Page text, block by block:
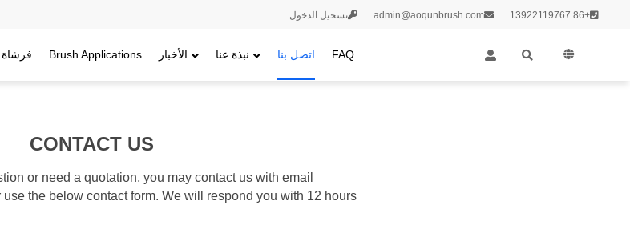
+86 13922119767
admin@aoqunbrush.com تسجيل الدخول
Brush Applications الأخبار نبذة عنا اتصل بنا FAQ
CONTACT US
or need a quotation, you may contact us with email:
use the below contact form. We will respond you with 12 hours